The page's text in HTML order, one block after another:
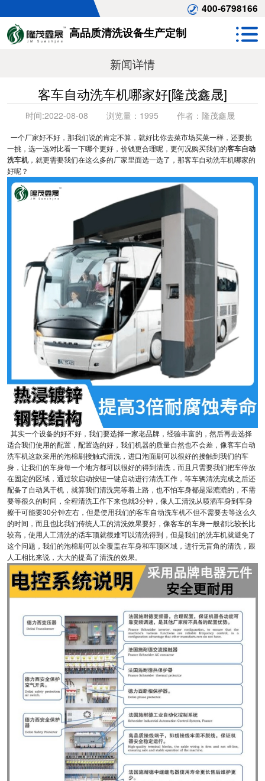
400-6798166
高品质清洗设备生产定制
新闻详情
客车自动洗车机哪家好[隆茂鑫晟]
时间:2022-08-08 浏览量： 1995 作者： 隆茂鑫晟
一个厂家好不好，那我们说的肯定不算，就好比你去菜市场买菜一样，还要挑
一挑，选一选对比看一下哪个更好，价钱更合理呢，更何况购买我们的客车自动
洗车机，就更需要我们在这么多的厂家里面选一选了，那客车自动洗车机哪家的
好呢？
其实一个设备的好不好，我们要选择一家老品牌，经验丰富的，然后再去选择
适合我们使用的配置，配置选的好，我们机器的质量自然也不会差，像客车自动
洗车机这款采用的泡棉刷接触式清洗，进口泡面刷可以很好的接触到我们的车
身，让我们的车身每一个地方都可以很好的得到清洗，而且只需要我们把车停放
在固定的区域，通过软启动按钮一键启动进行清洗工作，等车辆清洗完成之后还
配备了自动风干机，就算我们清洗完等着上路，也不怕车身都是湿漉漉的，不需
要等很久的时间，全程清洗工作下来也就3分钟，像人工清洗从喷洒车身到车身
擦干可能要30分钟左右，但是使用我们的客车自动洗车机不但不需要去等这么久
的时间，而且也比我们传统人工的清洗效果要好，像客车的车身一般都比较长比
较高，使用人工清洗的话车顶就很难可以清洗得到，但是我们的洗车机就避免了
这个问题，我们的泡棉刷可以全覆盖在车身和车顶区域，进行无盲角的清洗，跟
人工相比来说，大大的提高了清洗的效果。